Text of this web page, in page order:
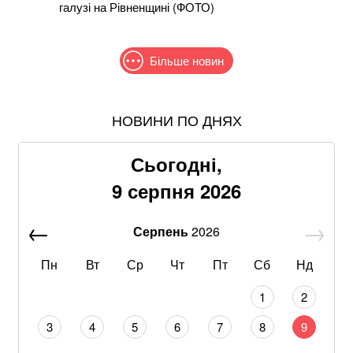
галузі на Рівненщині (ФОТО)
Більше новин
Співаків і телеведучих хочуть позбавити броні: у
Понад 9,2 млрд грн: що відомо про нову гучну
справу "ПриватБанку"
Абітурієнт заявив, що йому змінили результат НМТ:
Рф завдала комбінованого ракетно-дронового удару
НОВИНИ ПО ДНЯХ
Сьогодні,
9 серпня 2026
Серпень2026
Пн
Вт Ср Чт Пт Сб Нд
1
2
3
4 5 6 7 8
9